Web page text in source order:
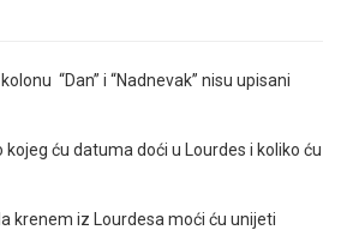
“Dan” i “Nadnevak” nisu upisani
ću datuma doći u Lourdes i koliko ću
krenem iz Lourdesa moći ću unijeti